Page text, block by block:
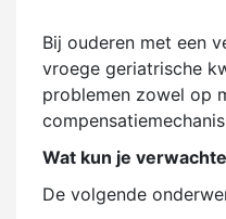
Bij ouderen met een
vroege geriatrische
problemen zowel op
Wat kun je
De volgende